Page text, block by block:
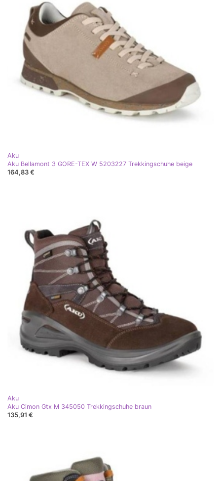
Aku
Aku Bellamont 3 GORE-TEX W 5203227 Trekkingschuhe beige
164,83 €
Aku
Aku Cimon Gtx M 345050 Trekkingschuhe braun
135,91 €